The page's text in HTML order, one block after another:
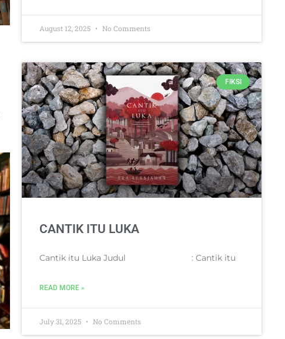
August 12, 2025 No Comments
FIKSI
CANTIK ITU LUKA
Cantik itu Luka Judul : Cantik itu
READ MORE »
July 31, 2025 No Comments